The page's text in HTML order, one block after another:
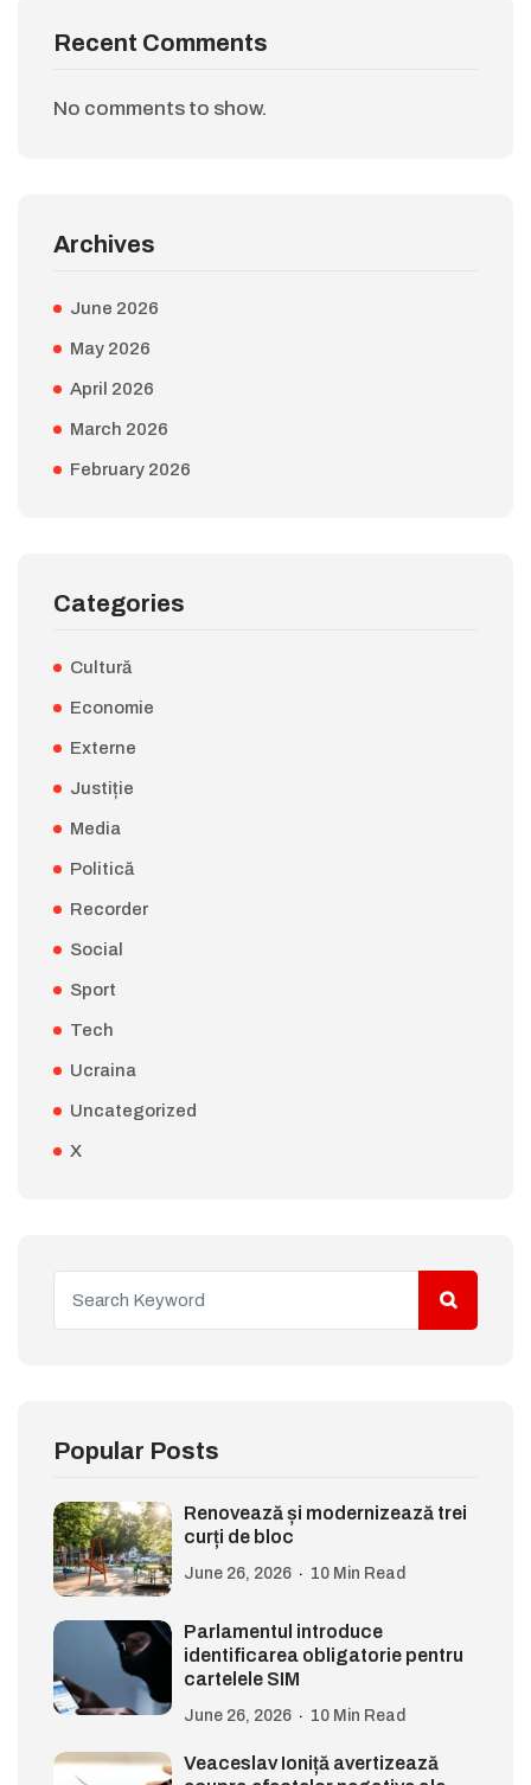
Recent Comments
No comments to show.
Archives
June 2026
May 2026
April 2026
March 2026
February 2026
Categories
Cultură
Economie
Externe
Justiție
Media
Politică
Recorder
Social
Sport
Tech
Ucraina
Uncategorized
X
Popular Posts
Renovează și modernizează trei
curți de bloc
June 26, 2026 10 Min Read
Parlamentul introduce
identificarea obligatorie pentru
cartelele SIM
June 26, 2026 10 Min Read
Veaceslav Ioniță avertizează